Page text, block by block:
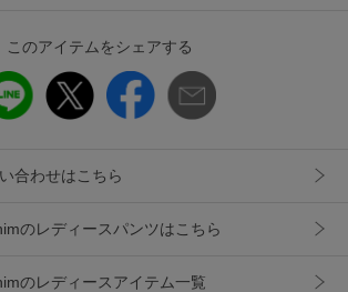
送料無料
（税込5,000円以上ご購入で送料無料）
EL-P10W
コットン 100%
詳細は下記よりお問い合わせください
このアイテムをシェアする
合わせはこちら
のレディースパンツはこちら
のレディースアイテム一覧